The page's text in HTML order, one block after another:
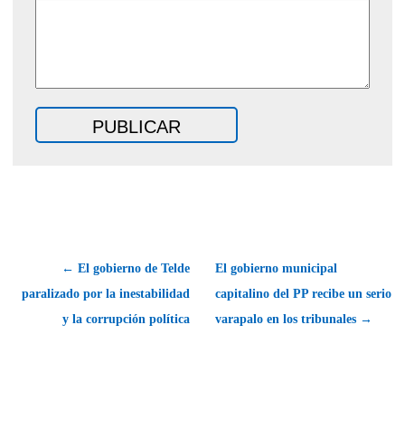
← El gobierno de Telde
paralizado por la inestabilidad
y la corrupción política
El gobierno municipal
capitalino del PP recibe un serio
varapalo en los tribunales →